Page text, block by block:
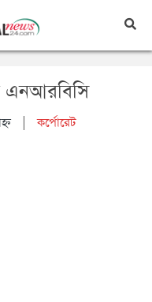
এনআরবিসি
|কর্পোরেট